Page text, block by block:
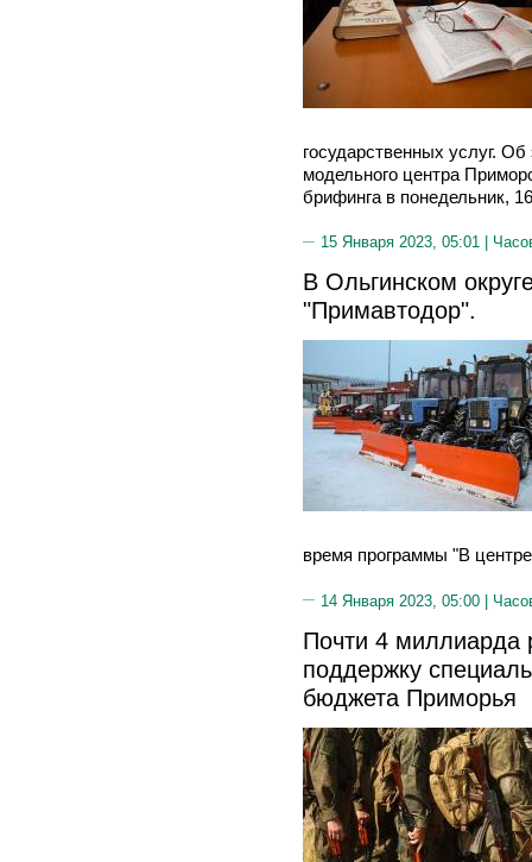
государственных услуг.
модельного центра
брифинга в понедельник,
15 Января 2023, 05:01 |
В Ольгинском
"Примавтодор".
время программы "В
14 Января 2023, 05:00 |
Почти 4 миллиарда
поддержку
бюджета Приморья